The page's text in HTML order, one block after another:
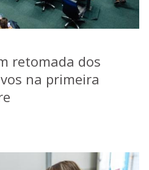
retomada dos
na primeira